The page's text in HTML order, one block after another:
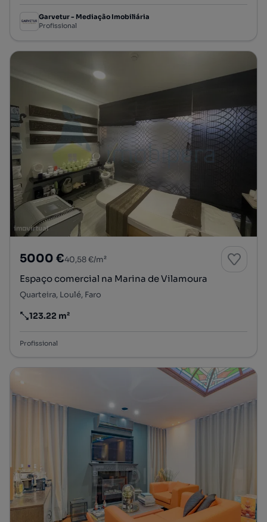
Garvetur - Mediação Imobiliária
Profissional
5000 €40,58 €/m²
Espaço comercial na Marina de Vilamoura
Quarteira, Loulé, Faro
Preço por metro quadrado
123.22 m²
Profissional